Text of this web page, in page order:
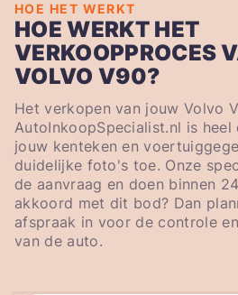
HOE HET WERKT
HOE WERKT HET
VERKOOPPROCES
VOLVO V90?
Het verkopen van jouw Volvo
AutoInkoopSpecialist.nl is
jouw kenteken en
duidelijke foto's toe. Onze
de aanvraag en doen binnen
akkoord met dit bod? Dan
afspraak in voor de controle
van de auto.